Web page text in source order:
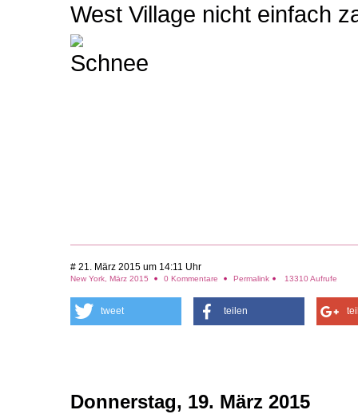
West Village nicht einfach
# 21. März 2015 um 14:11 Uhr
New York, März 2015 0 Kommentare Permalink 13310 Aufrufe
tweet teilen
Donnerstag, 19. März 2015